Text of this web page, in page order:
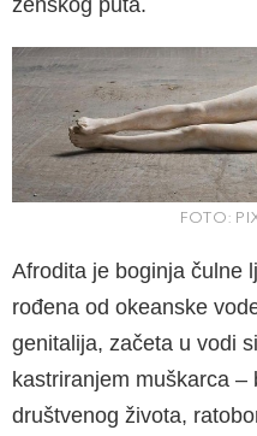
ženskog puta.
FOTO:
Afrodita je boginja čulne
rođena od okeanske
genitalija, začeta u vodi
kastriranjem muškarca
društvenog života,